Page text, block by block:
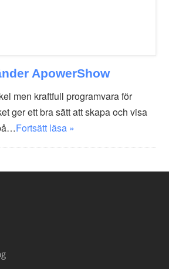
ApowerShow
men kraftfull programvara för
ger ett bra sätt att skapa och visa
Fortsätt läsa »